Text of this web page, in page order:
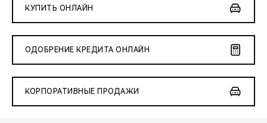
КУПИТЬ ОНЛАЙН
ОДОБРЕНИЕ КРЕДИТА ОНЛАЙН
КОРПОРАТИВНЫЕ ПРОДАЖИ